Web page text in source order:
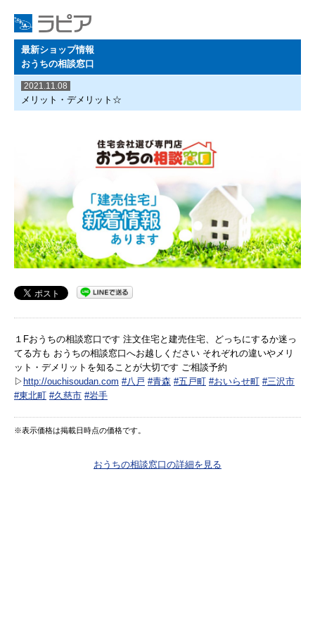
最新ショップ情報
おうちの相談窓口
2021.11.08
メリット・デメリット☆
１Fおうちの相談窓口です 注文住宅と建売住宅、どっちにするか迷っ
てる方も おうちの相談窓口へお越しください それぞれの違いやメリ
ット・デメリットを知ることが大切です ご相談予約
▷ http://ouchisoudan.com #八戸 #青森 #五戸町 #おいらせ町 #三沢市
#東北町 #久慈市 #岩手
※表示価格は掲載日時点の価格です。
おうちの相談窓口の詳細を見る